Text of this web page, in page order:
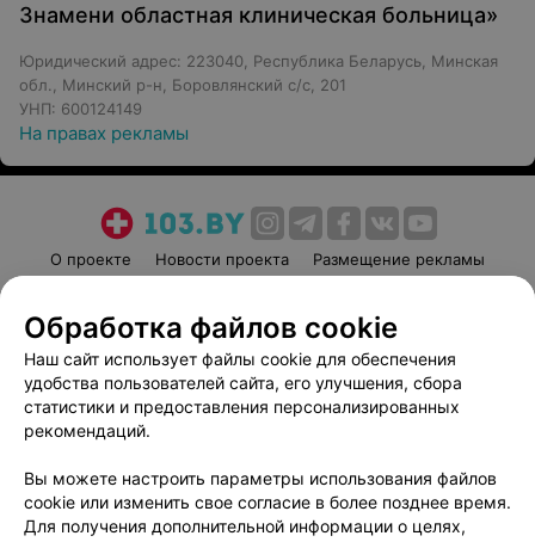
Знамени областная клиническая больница»
Юридический адрес: 223040, Республика Беларусь, Минская
обл., Минский р-н, Боровлянский с/с, 201
УНП: 600124149
На правах рекламы
О проекте Новости проекта
Размещение рекламы
Пользовательское соглашение
Способы оплаты
Вакансии
Партнеры
Написать руководителю 103.by
Обработка персональных данных
Обработка файлов cookie
Наш сайт использует файлы cookie для обеспечения
удобства пользователей сайта, его улучшения, сбора
статистики и предоставления персонализированных
рекомендаций.
Вы можете настроить параметры использования файлов
cookie или изменить свое согласие в более позднее время.
Для получения дополнительной информации о целях,